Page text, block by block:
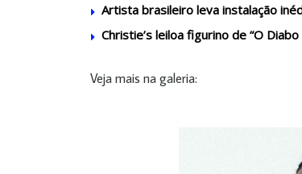
Artista brasileiro leva instalação
Christie’s leiloa figurino de “O
Veja mais na galeria: